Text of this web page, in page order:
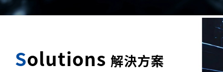
Solutions 解決方案